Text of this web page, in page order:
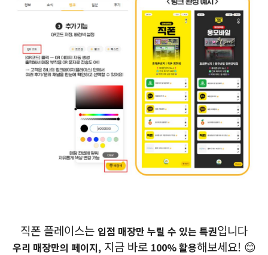
직폰 플레이스는 입점 매장만 누릴 수 있는 특권입니다
우리 매장만의 페이지,지금 바로 100% 활용해보세요! 😊